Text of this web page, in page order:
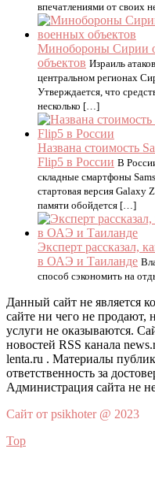
впечатлениями от своих
Минобороны Сирии
объектов Израиль
центральном регионах
Утверждается, что
несколько […]
Названа стоимость
Flip5 в России В
складные смартфоны
стартовая версия Galaxy
памяти обойдется […]
Эксперт рассказал,
в ОАЭ и Таиланде
способ сэкономить на
Данный сайт не является
сайте ни чего не продают,
услуги не оказываются.
новостей RSS канала
lenta.ru . Материалы
ответственность за
Администрация сайта не
Сайт от psikhoter @ 2023
Top